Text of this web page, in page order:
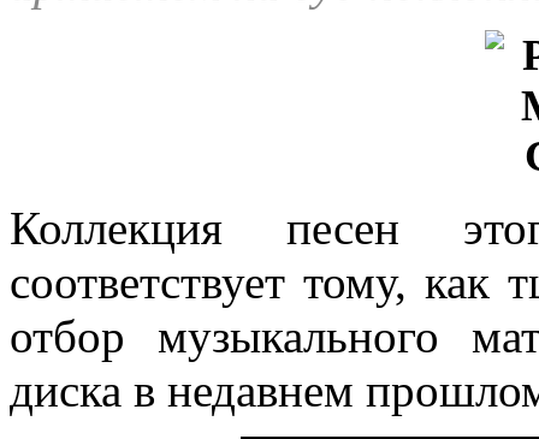
Коллекция песен
соответствует тому, как
отбор музыкального
диска в недавнем